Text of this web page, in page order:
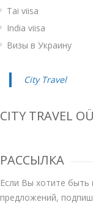
Tai viisa
India viisa
Визы в Украину
City Travel
CITY TRAVEL OÜ
РАССЫЛКА
Если Вы хотите быть
предложений,